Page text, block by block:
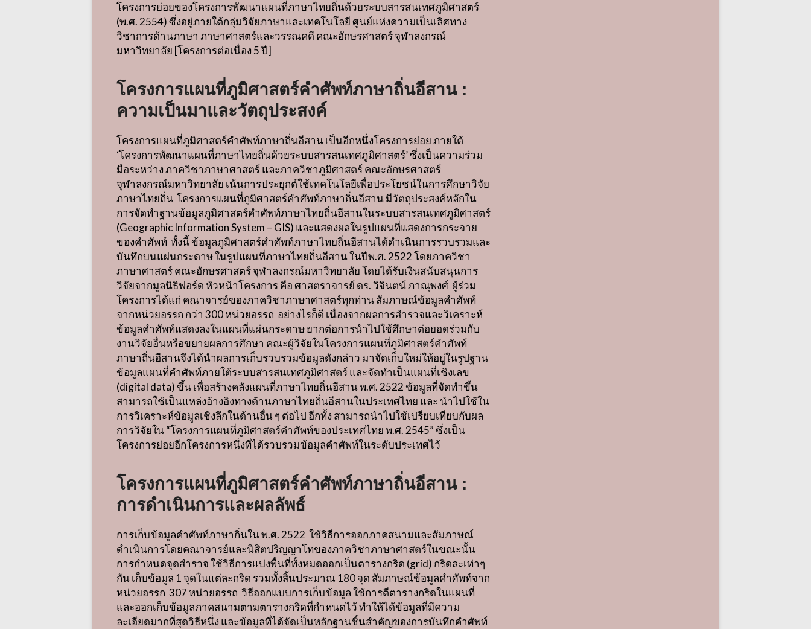
โครงการย่อยของโครงการพัฒนาแผนที่ภาษาไทยถิ่นด้วยระบบสารสนเทศภูมิศาสตร์
(พ.ศ. 2554)ซึ่งอยู่ภายใต้กลุ่มวิจัยภาษาและเทคโนโลยี ศูนย์แห่งความเป็นเลิศทาง
วิชาการด้านภาษา ภาษาศาสตร์และวรรณคดี คณะอักษรศาสตร์ จุฬาลงกรณ์
มหาวิทยาลัย [โครงการต่อเนื่อง 5ปี]
โครงการแผนที่ภูมิศาสตร์คำศัพท์ภาษาถิ่นอีสาน :
ความเป็นมาและวัตถุประสงค์
โครงการแผนที่ภูมิศาสตร์คำศัพท์ภาษาถิ่นอีสาน เป็นอีกหนึ่งโครงการย่อย ภายใต้
‘โครงการพัฒนาแผนที่ภาษาไทยถิ่นด้วยระบบสารสนเทศภูมิศาสตร์’ซึ่งเป็นความร่วม
มือระหว่าง ภาควิชาภาษาศาสตร์ และภาควิชาภูมิศาสตร์ คณะอักษรศาสตร์
จุฬาลงกรณ์มหาวิทยาลัย เน้นการประยุกต์ใช้เทคโนโลยีเพื่อประโยชน์ในการศึกษาวิจัย
ภาษาไทยถิ่น โครงการแผนที่ภูมิศาสตร์คำศัพท์ภาษาถิ่นอีสานมีวัตถุประสงค์หลักใน
การจัดทำฐานข้อมูลภูมิศาสตร์คำศัพท์ภาษาไทยถิ่นอีสานในระบบสารสนเทศภูมิศาสตร์
(Geographic Information System – GIS) และแสดงผลในรูปแผนที่แสดงการกระจาย
ของคำศัพท์ ทั้งนี้ ข้อมูลภูมิศาสตร์คำศัพท์ภาษาไทยถิ่นอีสานได้ดำเนินการรวบรวมและ
บันทึกบนแผ่นกระดาษ ในรูปแผนที่ภาษาไทยถิ่นอีสาน ในปีพ.ศ. 2522โดยภาควิชา
ภาษาศาสตร์ คณะอักษรศาสตร์ จุฬาลงกรณ์มหาวิทยาลัย โดยได้รับเงินสนับสนุนการ
วิจัยจากมูลนิธิฟอร์ด หัวหน้าโครงการ คือ ศาสตราจารย์ ดร.วิจินตน์ ภาณุพงศ์ ผู้ร่วม
โครงการได้แก่ คณาจารย์ของภาควิชาภาษาศาสตร์ทุกท่าน สัมภาษณ์ข้อมูลคำศัพท์
จากหน่วยอรรถ กว่า 300หน่วยอรรถ อย่างไรก็ดี เนื่องจากผลการสำรวจและวิเคราะห์
ข้อมูลคำศัพท์แสดงลงในแผนที่แผ่นกระดาษ ยากต่อการนำไปใช้ศึกษาต่อยอดร่วมกับ
งานวิจัยอื่นหรือขยายผลการศึกษา คณะผู้วิจัยในโครงการแผนที่ภูมิศาสตร์คำศัพท์
ภาษาถิ่นอีสานจึงได้นำผลการเก็บรวบรวมข้อมูลดังกล่าว มาจัดเก็บใหม่ให้อยู่ในรูปฐาน
ข้อมูลแผนที่คำศัพท์ภายใต้ระบบสารสนเทศภูมิศาสตร์ และจัดทำเป็นแผนที่เชิงเลข
(digital data) ขึ้น เพื่อสร้างคลังแผนที่ภาษาไทยถิ่นอีสาน พ.ศ. 2522 ข้อมูลที่จัดทำขึ้น
สามารถใช้เป็นแหล่งอ้างอิงทางด้านภาษาไทยถิ่นอีสานในประเทศไทย และ นำไปใช้ใน
การวิเคราะห์ข้อมูลเชิงลึกในด้านอื่น ๆ ต่อไป อีกทั้ง สามารถนำไปใช้เปรียบเทียบกับผล
การวิจัยใน“โครงการแผนที่ภูมิศาสตร์คำศัพท์ของประเทศไทย พ.ศ. 2545”ซึ่งเป็น
โครงการย่อยอีกโครงการหนึ่งที่ได้รวบรวมข้อมูลคำศัพท์ในระดับประเทศไว้
โครงการแผนที่ภูมิศาสตร์คำศัพท์ภาษาถิ่นอีสาน :
การดำเนินการและผลลัพธ์
การเก็บข้อมูลคำศัพท์ภาษาถิ่นใน พ.ศ. 2522 ใช้วิธีการออกภาคสนามและสัมภาษณ์
ดำเนินการโดยคณาจารย์และนิสิตปริญญาโทของภาควิชาภาษาศาสตร์ในขณะนั้น
การกำหนดจุดสำรวจ ใช้วิธีการแบ่งพื้นที่ทั้งหมดออกเป็นตารางกริด (grid) กริดละเท่าๆ
กัน เก็บข้อมูล 1 จุดในแต่ละกริด รวมทั้งสิ้นประมาณ 180จุด สัมภาษณ์ข้อมูลคำศัพท์จาก
หน่วยอรรถ 307 หน่วยอรรถ วิธีออกแบบการเก็บข้อมูล ใช้การตีตารางกริดในแผนที่
และออกเก็บข้อมูลภาคสนามตามตารางกริดที่กำหนดไว้ ทำให้ได้ข้อมูลที่มีความ
ละเอียดมากที่สุดวิธีหนึ่ง และข้อมูลที่ได้จัดเป็นหลักฐานชิ้นสำคัญของการบันทึกคำศัพท์